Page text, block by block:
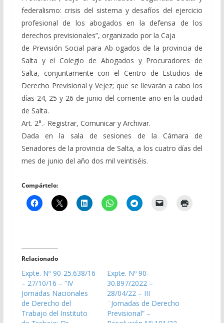
federalismo: crisis del sistema y desafíos del ejercicio
profesional de los abogados en la defensa de los
derechos previsionales”, organizado por la Caja
de Previsión Social para Ab ogados de la provincia de
Salta y el Colegio de Abogados y Procuradores de
Salta, conjuntamente con el Centro de Estudios de
Derecho Previsional y Vejez; que se llevarán a cabo los
días 24, 25 y 26 de junio del corriente año en la ciudad
de Salta.
Art. 2°.- Registrar, Comunicar y Archivar.
Dada en la sala de sesiones de la Cámara de
Senadores de la provincia de Salta, a los cuatro días del
mes de junio del año dos mil veintiséis.
Compártelo:
Relacionado
Expte. Nº 90-25.638/16
– 27/10/16 – “IV
Jornadas Nacionales
de Derecho del
Trabajo del Instituto
Expte. Nº 90-
30.897/2022 –
28/04/22 – III
¨Jornadas de Derecho
Previsional” –